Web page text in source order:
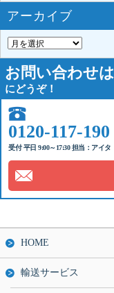
アーカイブ
お問い合わせは
にどうぞ！
0120-117-190
受付 平日 9:00～17:30 担当：アイタ
HOME
輸送サービス